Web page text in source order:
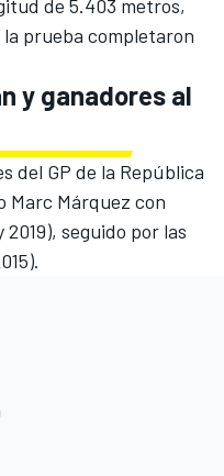
de 5.403 metros,
prueba completaron
y ganadores al
del GP de la República
Marc Márquez con
2019), seguido por las